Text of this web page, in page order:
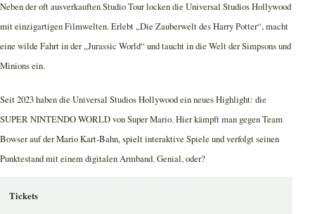
Neben der oft ausverkauften Studio Tour locken die Universal Studios Hollywood
mit einzigartigen Filmwelten. Erlebt „Die Zauberwelt des Harry Potter“, macht
eine wilde Fahrt in der „Jurassic World“ und taucht in die Welt der Simpsons und
Minions ein.
Seit 2023 haben die Universal Studios Hollywood ein neues Highlight: die
SUPER NINTENDO WORLD von Super Mario. Hier kämpft man gegen Team
Bowser auf der Mario Kart-Bahn, spielt interaktive Spiele und verfolgt seinen
Punktestand mit einem digitalen Armband. Genial, oder?
Tickets